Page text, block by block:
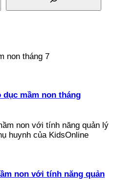
mầm non tháng
non với tính năng quản